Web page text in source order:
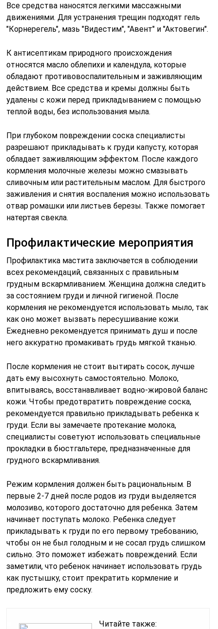
Все средства наносятся легкими массажными
движениями. Для устранения трещин подходят гель
"Корнерегель", мазь "Видестим", "Авент" и "Актовегин".
К антисептикам природного происхождения
относятся масло облепихи и календула, которые
обладают противовоспалительным и заживляющим
действием. Все средства и кремы должны быть
удалены с кожи перед прикладыванием с помощью
теплой воды, без использования мыла.
При глубоком повреждении соска специалисты
разрешают прикладывать к груди капусту, которая
обладает заживляющим эффектом. После каждого
кормления молочные железы можно смазывать
сливочным или растительным маслом. Для быстрого
заживления и снятия воспаления можно использовать
отвар ромашки или листьев березы. Также помогает
натертая свекла.
Профилактические мероприятия
Профилактика мастита заключается в соблюдении
всех рекомендаций, связанных с правильным
грудным вскармливанием. Женщина должна следить
за состоянием груди и личной гигиеной. После
кормления не рекомендуется использовать мыло, так
как оно может вызвать пересушивание кожи.
Ежедневно рекомендуется принимать душ и после
него аккуратно промакивать грудь мягкой тканью.
После кормления не стоит вытирать сосок, лучше
дать ему высохнуть самостоятельно. Молоко,
впитываясь, восстанавливает водно-жировой баланс
кожи. Чтобы предотвратить повреждение соска,
рекомендуется правильно прикладывать ребенка к
груди. Если вы замечаете протекание молока,
специалисты советуют использовать специальные
прокладки в бюстгальтере, предназначенные для
грудного вскармливания.
Режим кормления должен быть рациональным. В
первые 2-7 дней после родов из груди выделяется
молозиво, которого достаточно для ребенка. Затем
начинает поступать молоко. Ребенка следует
прикладывать к груди по его первому требованию,
чтобы он не был голодным и не сосал грудь слишком
сильно. Это поможет избежать повреждений. Если
заметили, что ребенок начинает использовать грудь
как пустышку, стоит прекратить кормление и
предложить ему соску.
Читайте также: